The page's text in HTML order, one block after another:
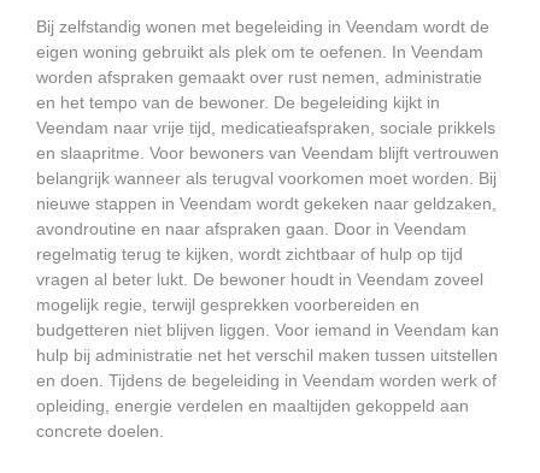
Bij zelfstandig wonen met begeleiding in Veendam wordt de
eigen woning gebruikt als plek om te oefenen. In Veendam
worden afspraken gemaakt over rust nemen, administratie
en het tempo van de bewoner. De begeleiding kijkt in
Veendam naar vrije tijd, medicatieafspraken, sociale prikkels
en slaapritme. Voor bewoners van Veendam blijft vertrouwen
belangrijk wanneer als terugval voorkomen moet worden. Bij
nieuwe stappen in Veendam wordt gekeken naar geldzaken,
avondroutine en naar afspraken gaan. Door in Veendam
regelmatig terug te kijken, wordt zichtbaar of hulp op tijd
vragen al beter lukt. De bewoner houdt in Veendam zoveel
mogelijk regie, terwijl gesprekken voorbereiden en
budgetteren niet blijven liggen. Voor iemand in Veendam kan
hulp bij administratie net het verschil maken tussen uitstellen
en doen. Tijdens de begeleiding in Veendam worden werk of
opleiding, energie verdelen en maaltijden gekoppeld aan
concrete doelen.